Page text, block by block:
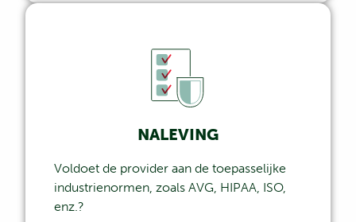
NALEVING
Voldoet de provider aan de toepasselijke
industrienormen, zoals AVG, HIPAA, ISO,
enz.?